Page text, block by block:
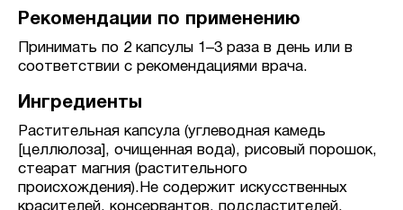
Рекомендации по применению
Принимать по 2 капсулы 1–3 раза в день или в
соответствии с рекомендациями врача.
Ингредиенты
Растительная капсула (углеводная камедь
[целлюлоза], очищенная вода), рисовый порошок,
стеарат магния (растительного
происхождения).Не содержит искусственных
красителей, консервантов, подсластителей,